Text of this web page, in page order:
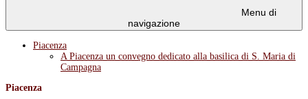
Menu di
navigazione
Piacenza
A Piacenza un convegno dedicato alla basilica di S. Maria di
Campagna
Piacenza